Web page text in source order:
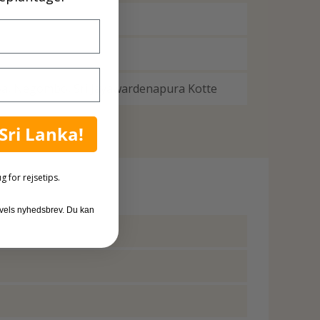
Negombo, Sri Jayawardenapura Kotte
Lanka!
for rejsetips.
nyhedsbrev. Du kan